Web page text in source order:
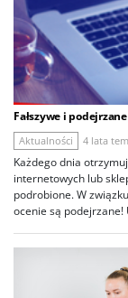
Fałszywe i
Aktualności 4 lata
Każdego dnia
internetowych lub
podrobione. W
ocenie są podejrzane!